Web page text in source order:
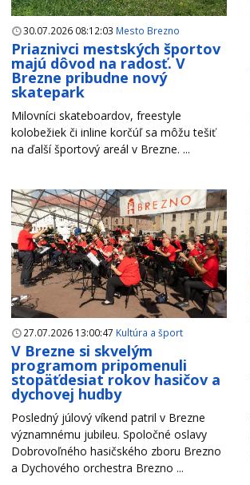
30.07.2026 08:12:03 Mesto Brezno
Priaznivci mestských športov
majú dôvod na radosť. V
Brezne pribudne nový
skatepark
Milovníci skateboardov, freestyle
kolobežiek či inline korčúľ sa môžu tešiť
na ďalší športový areál v Brezne. ...
27.07.2026 13:00:47 Kultúra a šport
V Brezne si skvelým
programom pripomenuli
stopäťdesiat rokov hasičov a
dychovej hudby
Posledný júlový víkend patril v Brezne
významnému jubileu. Spoločné oslavy
Dobrovoľného hasičského zboru Brezno
a Dychového orchestra Brezno ...